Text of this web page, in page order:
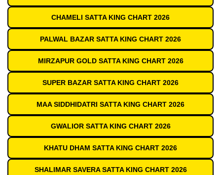
CHAMELI SATTA KING CHART 2026
PALWAL BAZAR SATTA KING CHART 2026
MIRZAPUR GOLD SATTA KING CHART 2026
SUPER BAZAR SATTA KING CHART 2026
MAA SIDDHIDATRI SATTA KING CHART 2026
GWALIOR SATTA KING CHART 2026
KHATU DHAM SATTA KING CHART 2026
SHALIMAR SAVERA SATTA KING CHART 2026